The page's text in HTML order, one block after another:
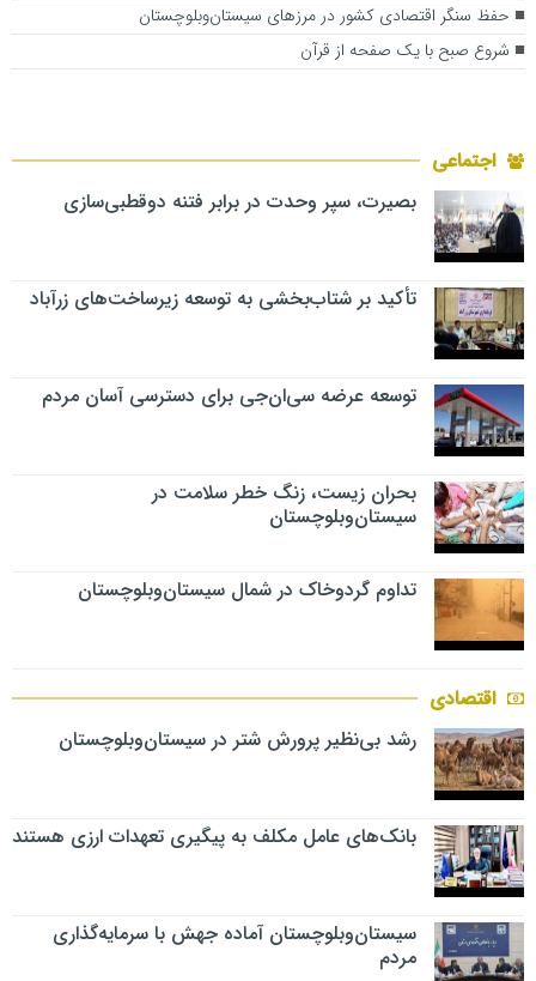
حفظ سنگر اقتصادی کشور در مرزهای سیستان‌وبلوچستان
شروع صبح با یک صفحه از قرآن
اجتماعی
بصیرت، سپر وحدت در برابر فتنه دوقطبی‌سازی
تأکید بر شتاب‌بخشی به توسعه زیرساخت‌های زرآباد
توسعه عرضه سی‌ان‌جی برای دسترسی آسان مردم
بحران زیست، زنگ خطر سلامت در
سیستان‌وبلوچستان
تداوم گردوخاک در شمال سیستان‌وبلوچستان
اقتصادی
رشد بی‌نظیر پرورش شتر در سیستان‌وبلوچستان
بانک‌های عامل مکلف به پیگیری تعهدات ارزی هستند
سیستان‌وبلوچستان آماده جهش با سرمایه‌گذاری
مردم